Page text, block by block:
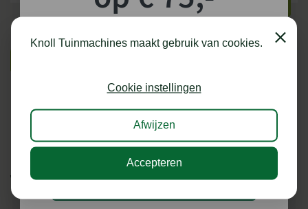
VERGELIJKBARE PRODUCTEN
Knoll Tuinmachines maakt gebruik van cookies. Close
Cookie instellingen
Afwijzen
Accepteren
shoptegoed!
kans op €75,- te besteden op onze webshop.
Ik doe graag mee!